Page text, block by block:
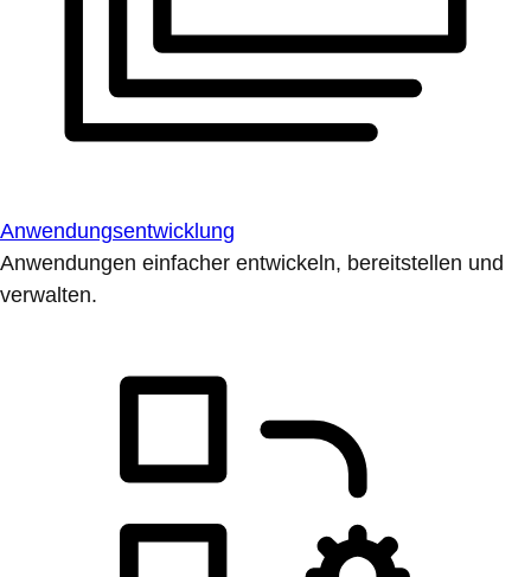
Anwendungsentwicklung
Anwendungen einfacher entwickeln, bereitstellen und
verwalten.